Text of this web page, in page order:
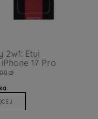
2w1: Etui
17 Pro
zł